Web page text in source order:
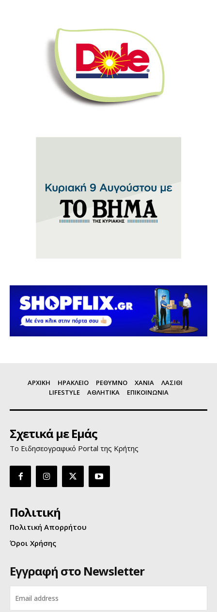
ΑΡΧΙΚΗ ΗΡΑΚΛΕΙΟ ΡΕΘΥΜΝΟ ΧΑΝΙΑ
ΛΑΣΙΘΙ
LIFESTYLE
ΑΘΛΗΤΙΚΑ ΕΠΙΚΟΙΝΩΝΙΑ
Σχετικά με Εμάς
Το Ειδησεογραφικό Portal της Κρήτης
Πολιτική
Πολιτική Απορρήτου
Όροι Χρήσης
Εγγραφή στο Newsletter